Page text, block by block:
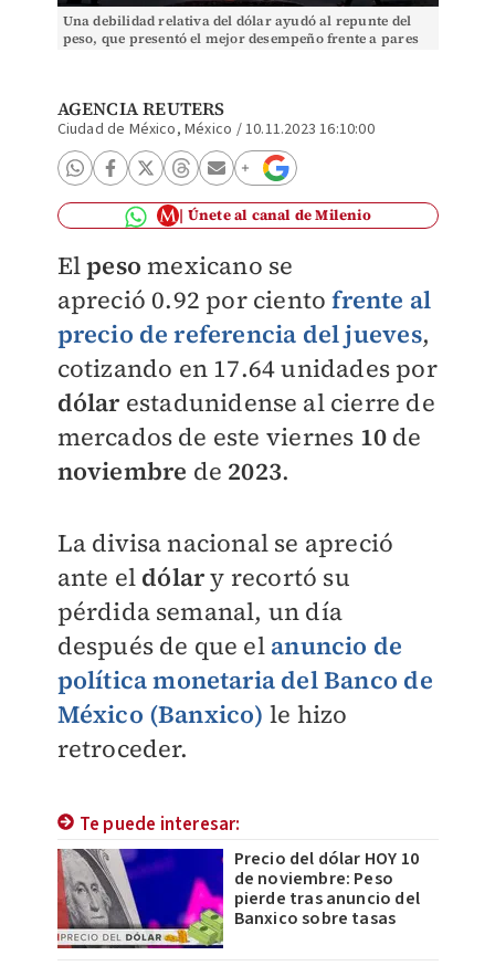
Una debilidad relativa del dólar ayudó al repunte del
peso, que presentó el mejor desempeño frente a pares
AGENCIA REUTERS
Ciudad de México, México /10.11.2023 16:10:00
Únete al canal de Milenio
Elpeso mexicano se
apreció 0.92 por cientofrente al
precio de referencia del jueves,
cotizando en 17.64 unidades por
dólarestadunidense al cierre de
mercados de este viernes 10de
noviembre de 2023.
La divisa nacional se apreció
ante el dólary recortó su
pérdida semanal, un día
después de que el anuncio de
política monetaria del Banco de
México (Banxico) le hizo
retroceder.
Te puede interesar:
Precio del dólar HOY 10
de noviembre: Peso
pierde tras anuncio del
Banxico sobre tasas